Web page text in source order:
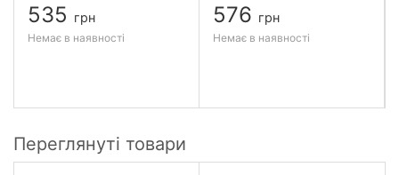
535 грн
Немає в наявності
576 грн
Немає в наявності
Переглянуті товари